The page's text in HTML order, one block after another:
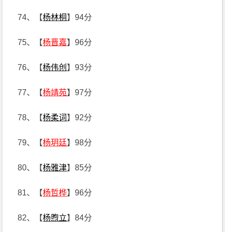
74、【杨林桐 】94分
75、【杨晋嘉】96分
76、【杨伟创 】93分
77、【杨靖苑】97分
78、【杨柔词 】92分
79、【杨玥廷】98分
80、【杨雅津】85分
81、【杨哲桦】96分
82、【杨煦立】84分